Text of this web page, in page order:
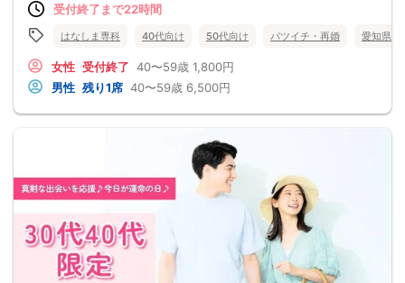
受付終了まで22時間
はなしま専科 40代向け 50代向け バツイチ・再婚 愛知県
女性 受付終了 40〜59歳 1,800円
男性 残り1席 40〜59歳 6,500円